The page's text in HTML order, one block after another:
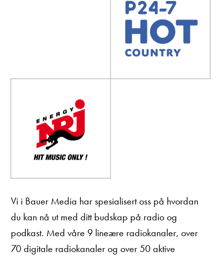
Vi i Bauer Media har spesialisert oss på hvordan
du kan nå ut med ditt budskap på radio og
podkast. Med våre 9 lineære radiokanaler, over
70 digitale radiokanaler og over 50 aktive